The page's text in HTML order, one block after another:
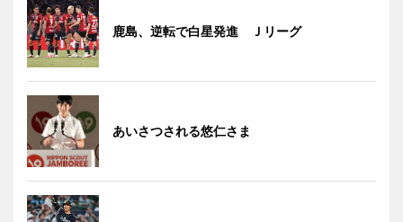
鹿島、逆転で白星発進 Ｊリーグ
あいさつされる悠仁さま